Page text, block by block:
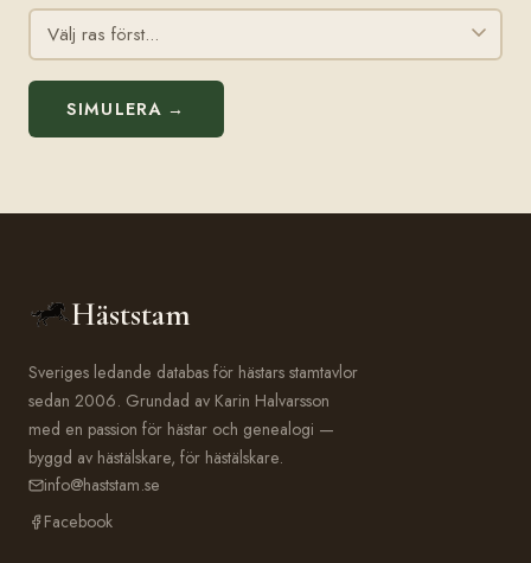
SIMULERA →
Häststam
Sveriges ledande databas för hästars stamtavlor
sedan 2006. Grundad av Karin Halvarsson
med en passion för hästar och genealogi —
byggd av hästälskare, för hästälskare.
info@haststam.se
Facebook